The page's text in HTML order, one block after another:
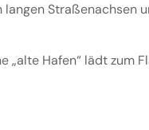
Straßenachsen
„alte Hafen“ lädt zum